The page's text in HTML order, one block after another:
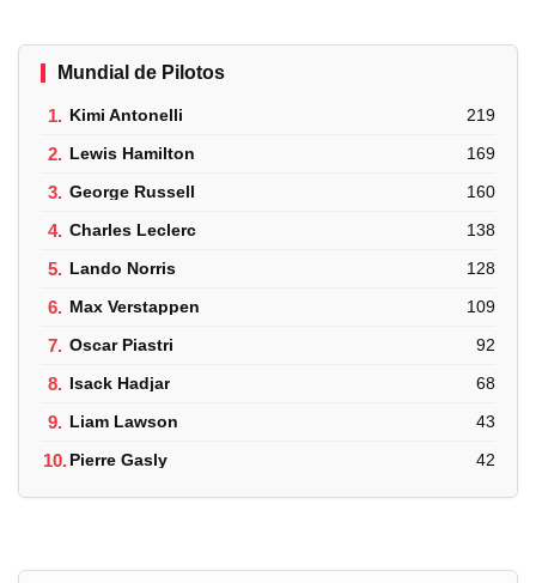
Mundial de Pilotos
1. Kimi Antonelli 219
2. Lewis Hamilton 169
3. George Russell 160
4. Charles Leclerc 138
5. Lando Norris 128
6. Max Verstappen 109
7. Oscar Piastri 92
8. Isack Hadjar 68
9. Liam Lawson 43
10.Pierre Gasly 42